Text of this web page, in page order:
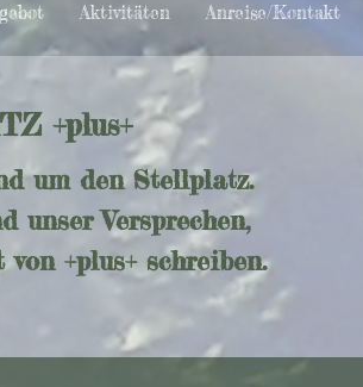
Aktivitäten Anreise/Kontakt
+plus+
um den Stellplatz.
unser Versprechen,
+plus+ schreiben.